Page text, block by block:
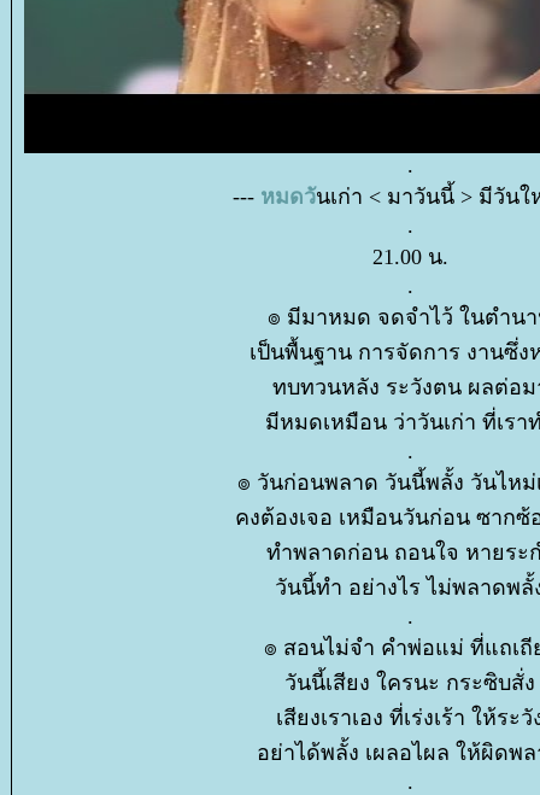
.
--- หมดวันเก่า < มาวันนี้ > มีวันใ
.
21.00 น.
.
๏ มีมาหมด จดจำไว้ ในตำน
เป็นพื้นฐาน การจัดการ งานซึ่ง
ทบทวนหลัง ระวังตน ผลต่อม
มีหมดเหมือน ว่าวันเก่า ที่เรา
.
๏ วันก่อนพลาด วันนี้พลั้ง วันไหม่
คงต้องเจอ เหมือนวันก่อน ซากซ้
ทำพลาดก่อน ถอนใจ หายระ
วันนี้ทำ อย่างไร ไม่พลาดพลั้
.
๏ สอนไม่จำ คำพ่อแม่ ที่แถเถี
วันนี้เสียง ใครนะ กระซิบสั่ง
เสียงเราเอง ที่เร่งเร้า ให้ระวั
อย่าได้พลั้ง เผลอไผล ให้ผิดพ
.